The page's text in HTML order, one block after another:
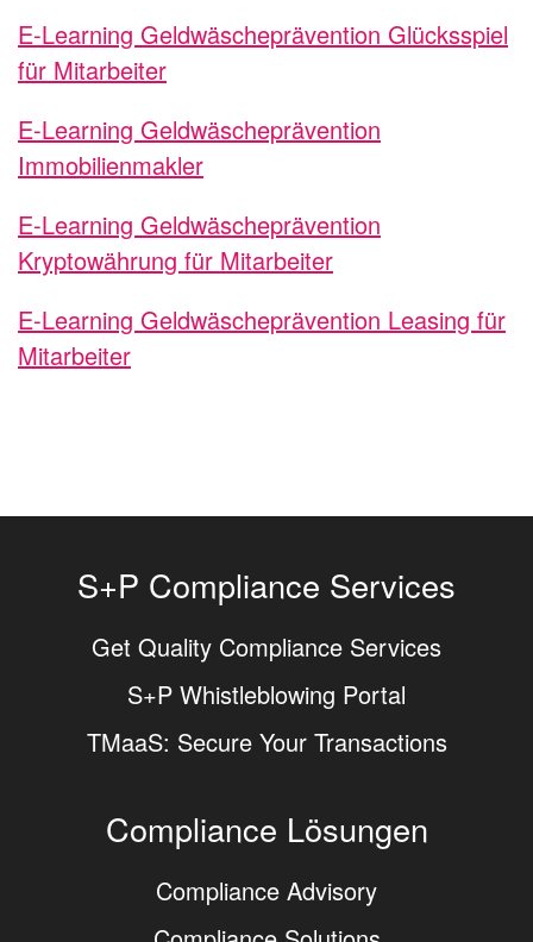
E-Learning Geldwäscheprävention Glücksspiel
für Mitarbeiter
E-Learning Geldwäscheprävention
Immobilienmakler
E-Learning Geldwäscheprävention
Kryptowährung für Mitarbeiter
E-Learning Geldwäscheprävention Leasing für
Mitarbeiter
S+P Compliance Services
Get Quality Compliance Services
S+P Whistleblowing Portal
TMaaS: Secure Your Transactions
Compliance Lösungen
Compliance Advisory